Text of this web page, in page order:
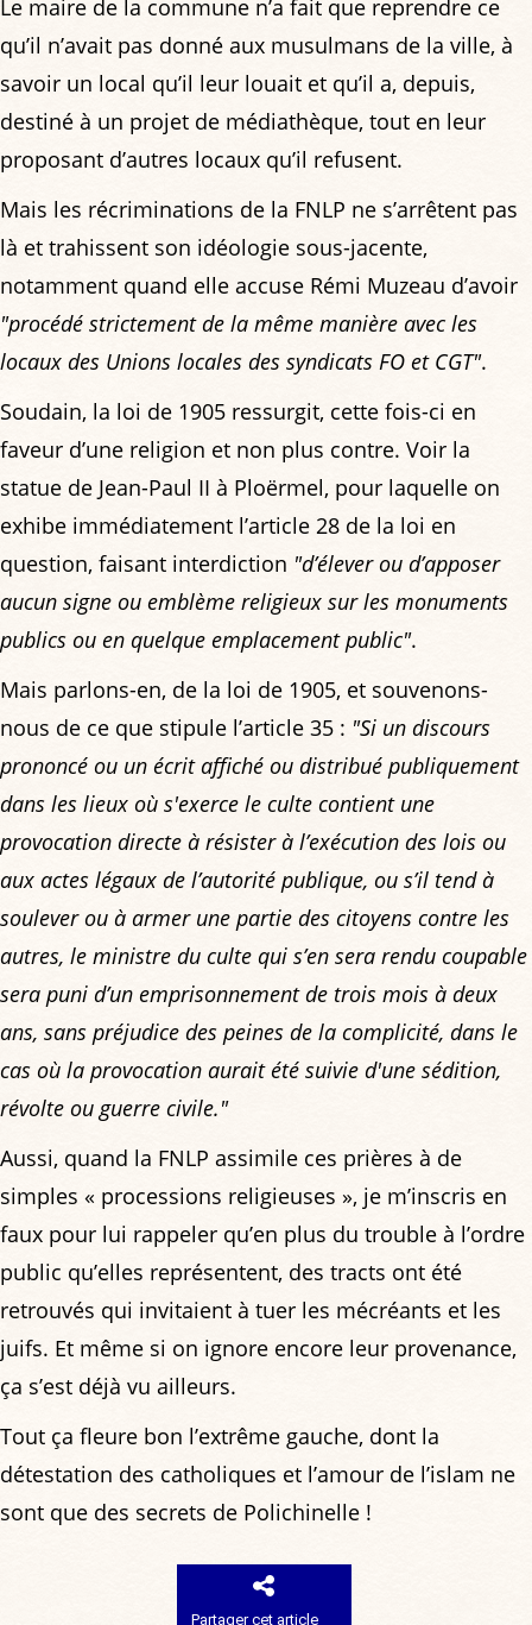
Le maire de la commune n’a fait que reprendre ce
qu’il n’avait pas donné aux musulmans de la ville, à
savoir un local qu’il leur louait et qu’il a, depuis,
destiné à un projet de médiathèque, tout en leur
proposant d’autres locaux qu’il refusent.
Mais les récriminations de la FNLP ne s’arrêtent pas
là et trahissent son idéologie sous-jacente,
notamment quand elle accuse Rémi Muzeau d’avoir
"procédé strictement de la même manière avec les
locaux des Unions locales des syndicats FO et CGT".
Soudain, la loi de 1905 ressurgit, cette fois-ci en
faveur d’une religion et non plus contre. Voir la
statue de Jean-Paul II à Ploërmel, pour laquelle on
exhibe immédiatement l’article 28 de la loi en
question, faisant interdiction "d’élever ou d’apposer
aucun signe ou emblème religieux sur les monuments
publics ou en quelque emplacement public".
Mais parlons-en, de la loi de 1905, et souvenons-
nous de ce que stipule l’article 35 : "Si un discours
prononcé ou un écrit affiché ou distribué publiquement
dans les lieux où s'exerce le culte contient une
provocation directe à résister à l’exécution des lois ou
aux actes légaux de l’autorité publique, ou s’il tend à
soulever ou à armer une partie des citoyens contre les
autres, le ministre du culte qui s’en sera rendu coupable
sera puni d’un emprisonnement de trois mois à deux
ans, sans préjudice des peines de la complicité, dans le
cas où la provocation aurait été suivie d'une sédition,
révolte ou guerre civile."
Aussi, quand la FNLP assimile ces prières à de
simples « processions religieuses », je m’inscris en
faux pour lui rappeler qu’en plus du trouble à l’ordre
public qu’elles représentent, des tracts ont été
retrouvés qui invitaient à tuer les mécréants et les
juifs. Et même si on ignore encore leur provenance,
ça s’est déjà vu ailleurs.
Tout ça fleure bon l’extrême gauche, dont la
détestation des catholiques et l’amour de l’islam ne
sont que des secrets de Polichinelle !
Partager cet article